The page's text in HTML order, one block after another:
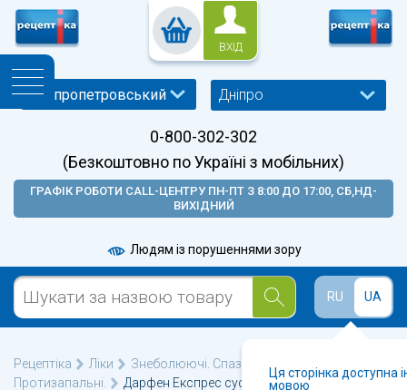
ВХІД
Дніпро
0-800-302-302
(Безкоштовно по Україні з мобільних)
ГРАФІК РОБОТИ CALL-ЦЕНТРУ ПН-ПТ З 8:00 ДО 17:00, СБ,НД-
ВИХІДНИЙ
Людям із порушеннями зору
RU UA
Ця сторінка доступна
мовою
Рецептіка Ліки
Знеболюючі. Спазмолітики.
Протизапальні.
Дарфен Експрес суспензія оральна